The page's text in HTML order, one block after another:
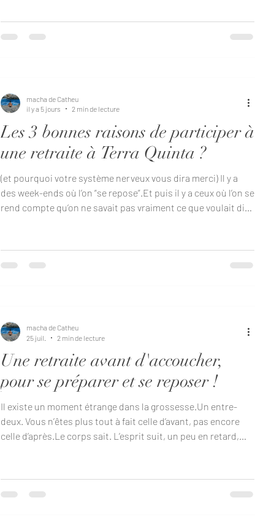
manière dont nous nous relions à nous-mêmes, à nos
familles, à nos relations et au monde qui nous entoure. Les
Les 3 bonnes raisons de participer à
une retraite à Terra Quinta ?
(et pourquoi votre système nerveux vous dira merci) Il y a
des week-ends où l’on “se repose”.Et puis il y a ceux où l’on se
rend compte qu’on ne savait pas vraiment ce que voulait dire
de la nature portugaise, quelque chose se passe : le rythme
interne change. Sans effort. Sans stratégie. Sans
macha de Catheu
il y a 5 jours
2 min de lecture
Une retraite avant d'accoucher,
pour se préparer et se reposer !
Il existe un moment étrange dans la grossesse.Un entre-
deux. Vous n’êtes plus tout à fait celle d’avant, pas encore
celle d’après.Le corps sait. L’esprit suit, un peu en retard,
30 minutes de l’aéroport de Lisbonne, mais à des années-
lumière du bruit du monde. Une retraite prénatale pensée
macha de Catheu
25 juil.
2 min de lecture